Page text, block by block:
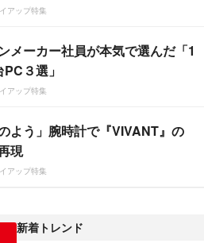
アップ特集
メーカー社員が本気で選んだ「1
３選」
アップ特集
よう」腕時計で『VIVANT』の
現
アップ特集
新着トレンド